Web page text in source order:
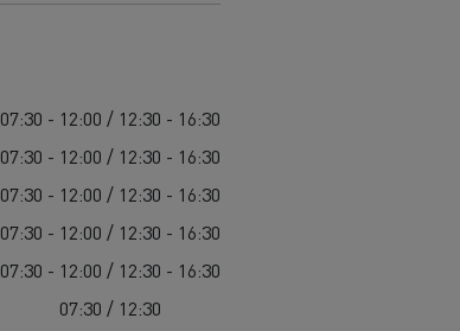
07:30 - 12:00 / 12:30 - 16:30
07:30 - 12:00 / 12:30 - 16:30
07:30 - 12:00 / 12:30 - 16:30
07:30 - 12:00 / 12:30 - 16:30
07:30 - 12:00 / 12:30 - 16:30
07:30 / 12:30